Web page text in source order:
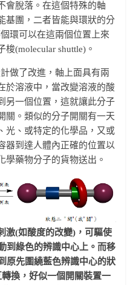
會脫落。在這個特殊的軸
基團，二者皆能與環狀的分
環可以在這兩個位置上來
(molecular shuttle)。
做了改進，軸上面具有兩
於溶液中，當改變溶液的酸
另一個位置，這就讓此分子
關。類似的分子開關有一天
光、或特定的化學品，又或
器到達人體內正確的位置以
學藥物分子的貨物送出。
激(如酸度的改變)，可驅使
到綠色的辨識中心上。而移
原先圍繞藍色辨識中心的狀
換，好似一個開關裝置一